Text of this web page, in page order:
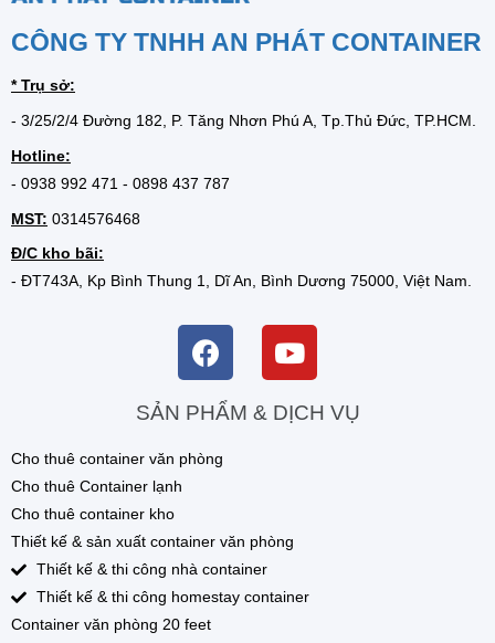
CÔNG TY TNHH AN PHÁT CONTAINER
* Trụ sở:
- 3/25/2/4 Đường 182, P. Tăng Nhơn Phú A, Tp.Thủ Đức, TP.HCM.
Hotline:
- 0938 992 471 - 0898 437 787
MST: 0314576468
Đ/C kho bãi:
- ĐT743A, Kp Bình Thung 1, Dĩ An, Bình Dương 75000, Việt Nam.
SẢN PHẨM & DỊCH VỤ
Cho thuê container văn phòng
Cho thuê Container lạnh
Cho thuê container kho
Thiết kế & sản xuất container văn phòng
Thiết kế & thi công nhà container
Thiết kế & thi công homestay container
Container văn phòng 20 feet